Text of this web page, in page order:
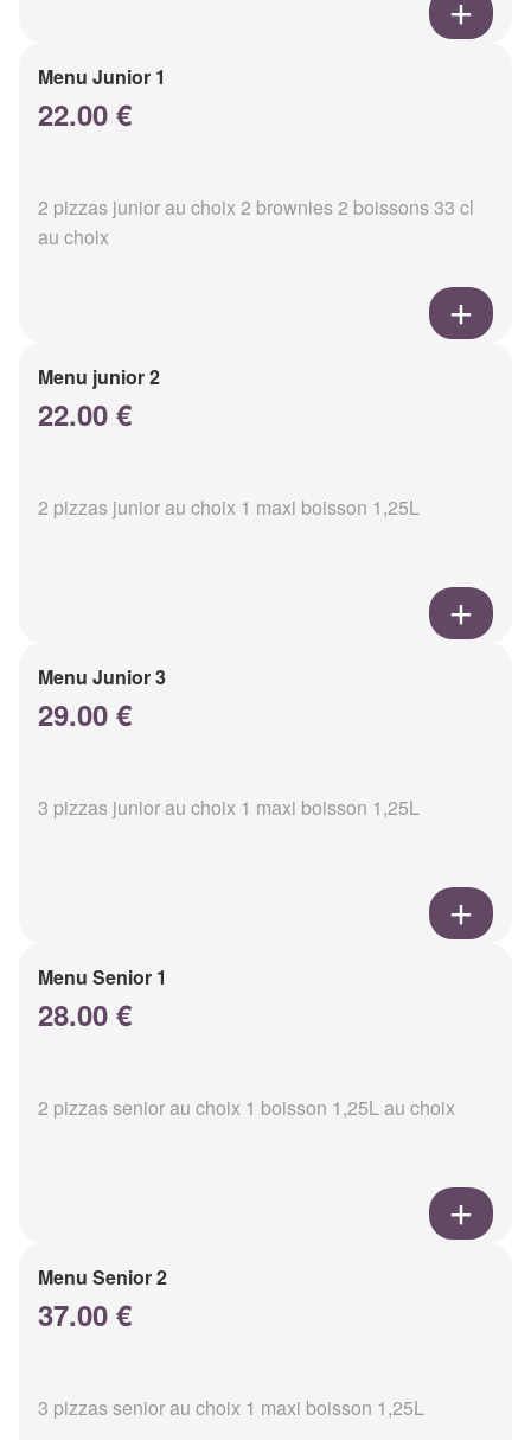
Menu Junior 1
22.00 €
2 pizzas junior au choix 2 brownies 2 boissons 33 cl
au choix
Menu junior 2
22.00 €
2 pizzas junior au choix 1 maxi boisson 1,25L
Menu Junior 3
29.00 €
3 pizzas junior au choix 1 maxi boisson 1,25L
Menu Senior 1
28.00 €
2 pizzas senior au choix 1 boisson 1,25L au choix
Menu Senior 2
37.00 €
3 pizzas senior au choix 1 maxi boisson 1,25L